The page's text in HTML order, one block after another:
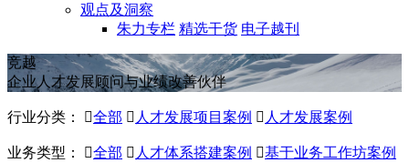
观点及洞察
朱力专栏 精选干货 电子越刊
竞越
企业人才发展顾问与业绩改善伙伴
行业分类： 全部  人才发展项目案例  人才发展案例
业务类型： 全部  人才体系搭建案例 基于业务工作坊案例